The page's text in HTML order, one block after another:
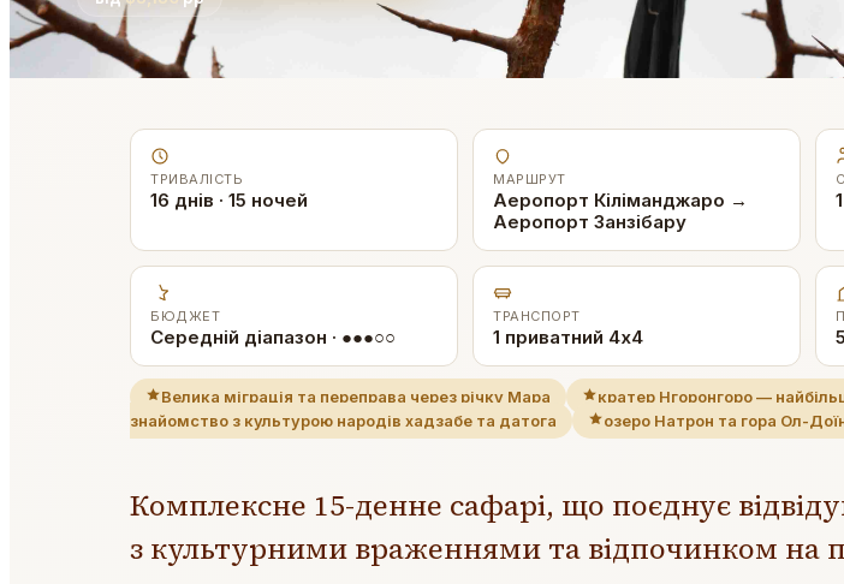
ТРИВАЛІСТЬ
16 днів · 15 ночей
МАРШРУТ
Аеропорт Кіліманджаро →
Аеропорт Занзібару
БЮДЖЕТ
Середній діапазон · ●●●○○
ТРАНСПОРТ
1 приватний 4x4
Велика міграція та переправа через річку Мара кратер Нгоронгоро —
знайомство з культурою народів хадзабе та датога
озеро Натрон та гора Ол-
Комплексне 15-денне сафарі, що поєднує
з культурними враженнями та відпочинком на